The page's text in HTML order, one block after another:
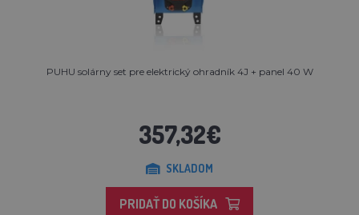
PUHU solárny set pre elektrický ohradník 4J + panel 40 W
357,32€
SKLADOM
PRIDAŤ DO KOŠÍKA